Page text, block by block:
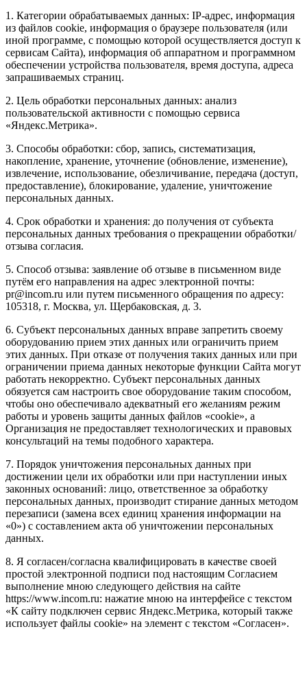
1. Категории обрабатываемых данных: IP-адрес, информация
из файлов cookie, информация о браузере пользователя (или
иной программе, с помощью которой осуществляется доступ к
сервисам Сайта), информация об аппаратном и программном
обеспечении устройства пользователя, время доступа, адреса
запрашиваемых страниц.
2. Цель обработки персональных данных: анализ
пользовательской активности с помощью сервиса
«Яндекс.Метрика».
3. Способы обработки: сбор, запись, систематизация,
накопление, хранение, уточнение (обновление, изменение),
извлечение, использование, обезличивание, передача (доступ,
предоставление), блокирование, удаление, уничтожение
персональных данных.
4. Срок обработки и хранения: до получения от субъекта
персональных данных требования о прекращении обработки/
отзыва согласия.
5. Способ отзыва: заявление об отзыве в письменном виде
путём его направления на адрес электронной почты:
pr@incom.ru или путем письменного обращения по адресу:
105318, г. Москва, ул. Щербаковская, д. 3.
6. Субъект персональных данных вправе запретить своему
оборудованию прием этих данных или ограничить прием
этих данных. При отказе от получения таких данных или при
ограничении приема данных некоторые функции Сайта могут
работать некорректно. Субъект персональных данных
обязуется сам настроить свое оборудование таким способом,
чтобы оно обеспечивало адекватный его желаниям режим
работы и уровень защиты данных файлов «cookie», а
Организация не предоставляет технологических и правовых
консультаций на темы подобного характера.
7. Порядок уничтожения персональных данных при
достижении цели их обработки или при наступлении иных
законных оснований: лицо, ответственное за обработку
персональных данных, производит стирание данных методом
перезаписи (замена всех единиц хранения информации на
«0») с составлением акта об уничтожении персональных
данных.
8. Я согласен/согласна квалифицировать в качестве своей
простой электронной подписи под настоящим Согласием
выполнение мною следующего действия на сайте
https://www.incom.ru: нажатие мною на интерфейсе с текстом
«К сайту подключен сервис Яндекс.Метрика, который также
использует файлы cookie» на элемент с текстом «Согласен».